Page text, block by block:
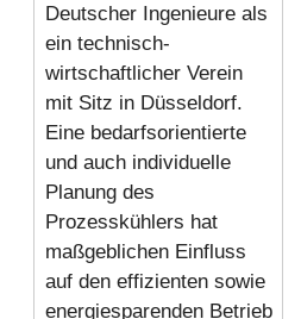
Deutscher Ingenieure als
ein technisch-
wirtschaftlicher Verein
mit Sitz in Düsseldorf.
Eine bedarfsorientierte
und auch individuelle
Planung des
Prozesskühlers hat
maßgeblichen Einfluss
auf den effizienten sowie
energiesparenden Betrieb